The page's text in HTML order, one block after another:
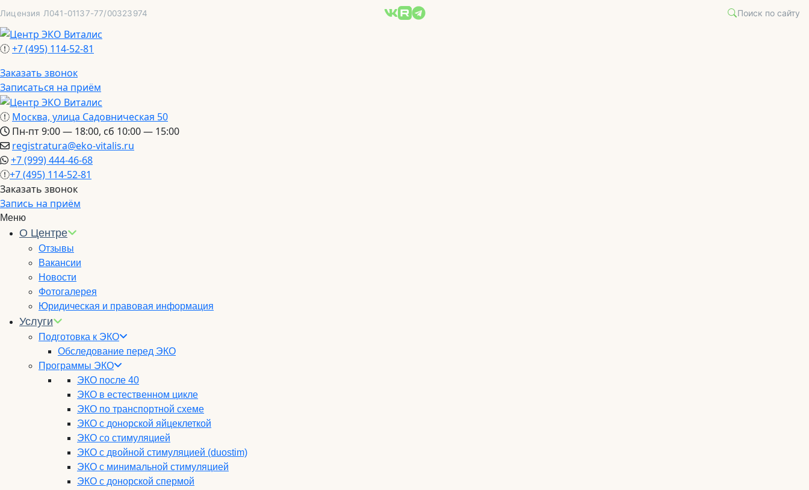
содержимому
Лицензия Л041-01137-77/00323974
+7 (495) 114-52-81
Заказать звонок
Записаться на приём
Москва, улица Садовническая 50
Пн-пт 9:00 — 18:00, сб 10:00 — 15:00
registratura@eko-vitalis.ru
+7 (999) 444-46-68
+7 (495) 114-52-81
Заказать звонок
Запись на приём
Меню
О Центре
Отзывы
Вакансии
Новости
Фотогалерея
Юридическая и правовая информация
Услуги
Подготовка к ЭКО
Обследование перед ЭКО
Программы ЭКО
ЭКО после 40
ЭКО в естественном цикле
ЭКО по транспортной схеме
ЭКО с донорской яйцеклеткой
ЭКО со стимуляцией
ЭКО с двойной стимуляцией (duostim)
ЭКО с минимальной стимуляцией
ЭКО с донорской спермой